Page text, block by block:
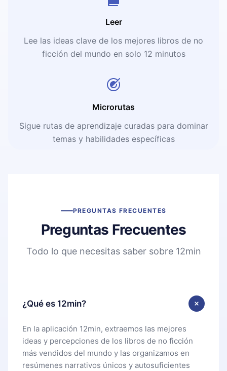
Leer
Lee las ideas clave de los mejores libros de no
ficción del mundo en solo 12 minutos
Microrutas
Sigue rutas de aprendizaje curadas para dominar
temas y habilidades específicas
PREGUNTAS FRECUENTES
Preguntas Frecuentes
Todo lo que necesitas saber sobre 12min
¿Qué es 12min?
En la aplicación 12min, extraemos las mejores
ideas y percepciones de los libros de no ficción
más vendidos del mundo y las organizamos en
resúmenes narrativos únicos y autosuficientes